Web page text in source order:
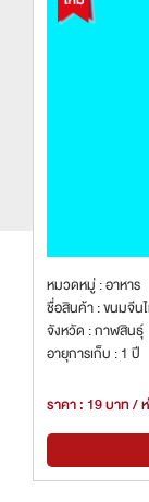
หมวดหมู่ : อาหาร
ชื่อสินค้า : ขนมจีน
จังหวัด : กาฬสินธุ์
อายุการเก็บ : 1 ปี
ราคา : 19 บาท /